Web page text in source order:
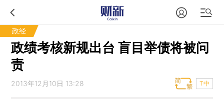
政经
政绩考核新规出台 盲目举债将被问
责
2013年12月10日 13:28 T中